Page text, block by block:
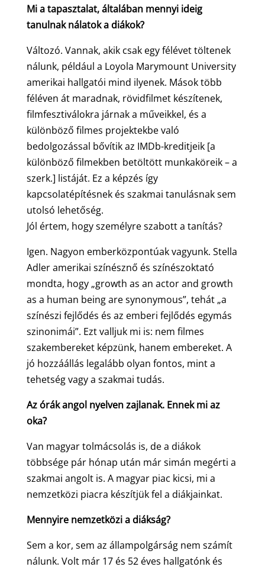
Mi a tapasztalat, általában mennyi ideig
tanulnak nálatok a diákok?
Változó. Vannak, akik csak egy félévet töltenek
nálunk, például a Loyola Marymount University
amerikai hallgatói mind ilyenek. Mások több
féléven át maradnak, rövidfilmet készítenek,
filmfesztiválokra járnak a műveikkel, és a
különböző filmes projektekbe való
bedolgozással bővítik az IMDb-kreditjeik [a
különböző filmekben betöltött munkaköreik – a
szerk.] listáját. Ez a képzés így
kapcsolatépítésnek és szakmai tanulásnak sem
utolsó lehetőség.
Jól értem, hogy személyre szabott a tanítás?
Igen. Nagyon emberközpontúak vagyunk. Stella
Adler amerikai színésznő és színészoktató
mondta, hogy „growth as an actor and growth
as a human being are synonymous”, tehát „a
színészi fejlődés és az emberi fejlődés egymás
szinonimái”. Ezt valljuk mi is: nem filmes
szakembereket képzünk, hanem embereket. A
jó hozzáállás legalább olyan fontos, mint a
tehetség vagy a szakmai tudás.
Az órák angol nyelven zajlanak. Ennek mi az
oka?
Van magyar tolmácsolás is, de a diákok
többsége pár hónap után már simán megérti a
szakmai angolt is. A magyar piac kicsi, mi a
nemzetközi piacra készítjük fel a diákjainkat.
Mennyire nemzetközi a diákság?
Sem a kor, sem az állampolgárság nem számít
nálunk. Volt már 17 és 52 éves hallgatónk és